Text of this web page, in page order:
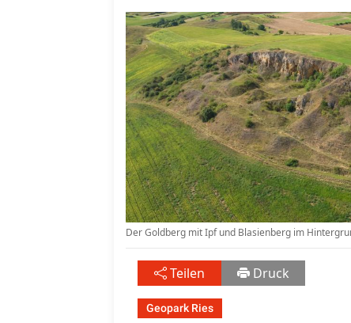
Der Goldberg mit Ipf und Blasienberg im
Teilen Druck
Geopark Ries